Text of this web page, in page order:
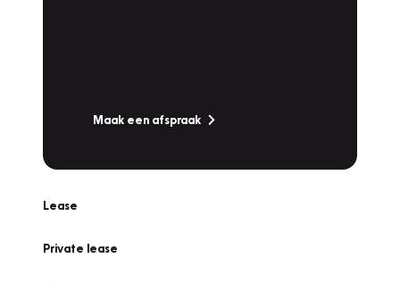
Maak een afspraak
Lease
Private lease